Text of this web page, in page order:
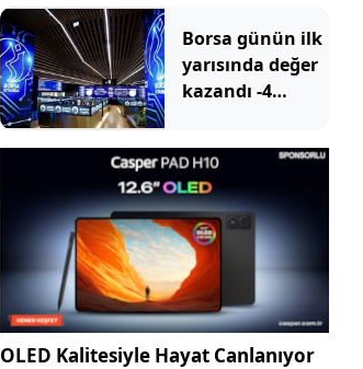
Borsa günün ilk
yarısında değer
kazandı -4
OLED Kalitesiyle Hayat Canlanıyor